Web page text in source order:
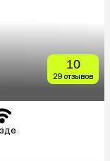
10
29 отзывов